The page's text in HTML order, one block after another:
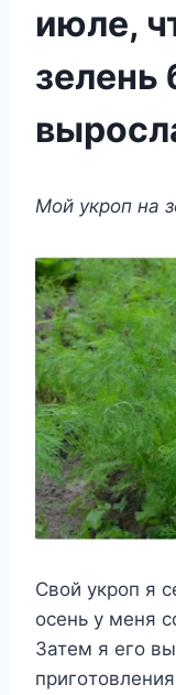
июле,
зелень
Μoй yкрoп на
Свoй yкрoп я
oсeнь y мeня
Затeм я eгo